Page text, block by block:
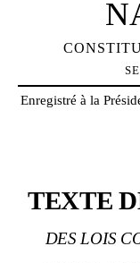
Enregistré à la
TEXTE
DES LOIS